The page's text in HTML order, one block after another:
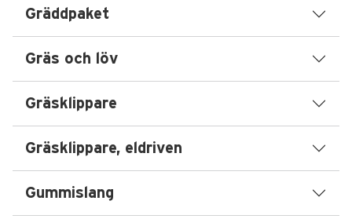
Gräddpaket
Gräs och löv
Gräsklippare
Gräsklippare, eldriven
Gummislang